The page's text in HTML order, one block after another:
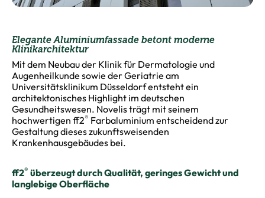
Elegante Aluminiumfassade betont moderne
Klinikarchitektur
Mit dem Neubau der Klinik für Dermatologie und
Augenheilkunde sowie der Geriatrie am
Universitätsklinikum Düsseldorf entsteht ein
architektonisches Highlight im deutschen
Gesundheitswesen. Novelis trägt mit seinem
hochwertigen ff2® Farbaluminium entscheidend zur
Gestaltung dieses zukunftsweisenden
Krankenhausgebäudes bei.
ff2® überzeugt durch Qualität, geringes Gewicht und
langlebige Oberfläche